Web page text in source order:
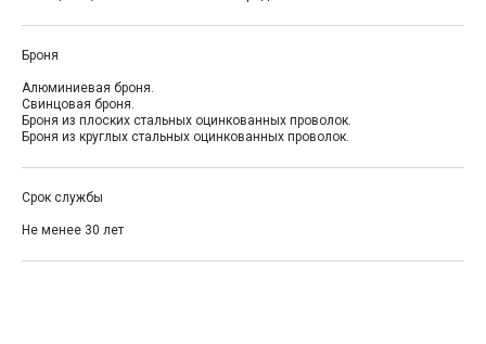
Броня
Алюминиевая броня.
Свинцовая броня.
Броня из плоских стальных оцинкованных проволок.
Броня из круглых стальных оцинкованных проволок.
Срок службы
Не менее 30 лет